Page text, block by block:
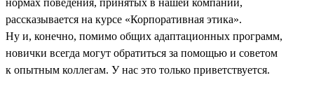
рассказывается на курсе «Корпоративная этика».
Ну и, конечно, помимо общих адаптационных программ,
новички всегда могут обратиться за помощью и советом
к опытным коллегам. У нас это только приветствуется.